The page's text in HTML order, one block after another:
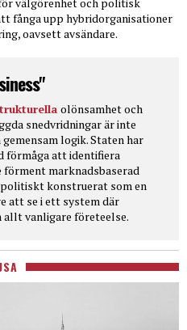
fånga upp hybridorganisationer
oavsett avsändare.
olönsamhet och
snedvridningar är inte
logik. Staten har
förmåga att identifiera
förment marknadsbaserad
konstruerat som en
att se i ett system där
allt vanligare företeelse.